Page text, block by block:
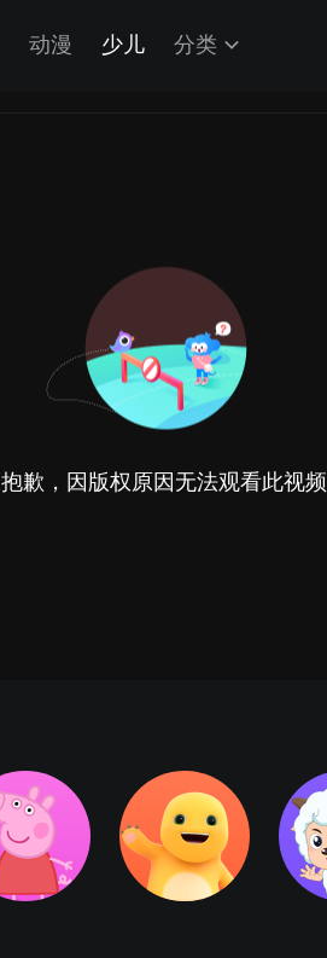
动漫 少儿 分类
抱歉，因版权原因无法观看此视频